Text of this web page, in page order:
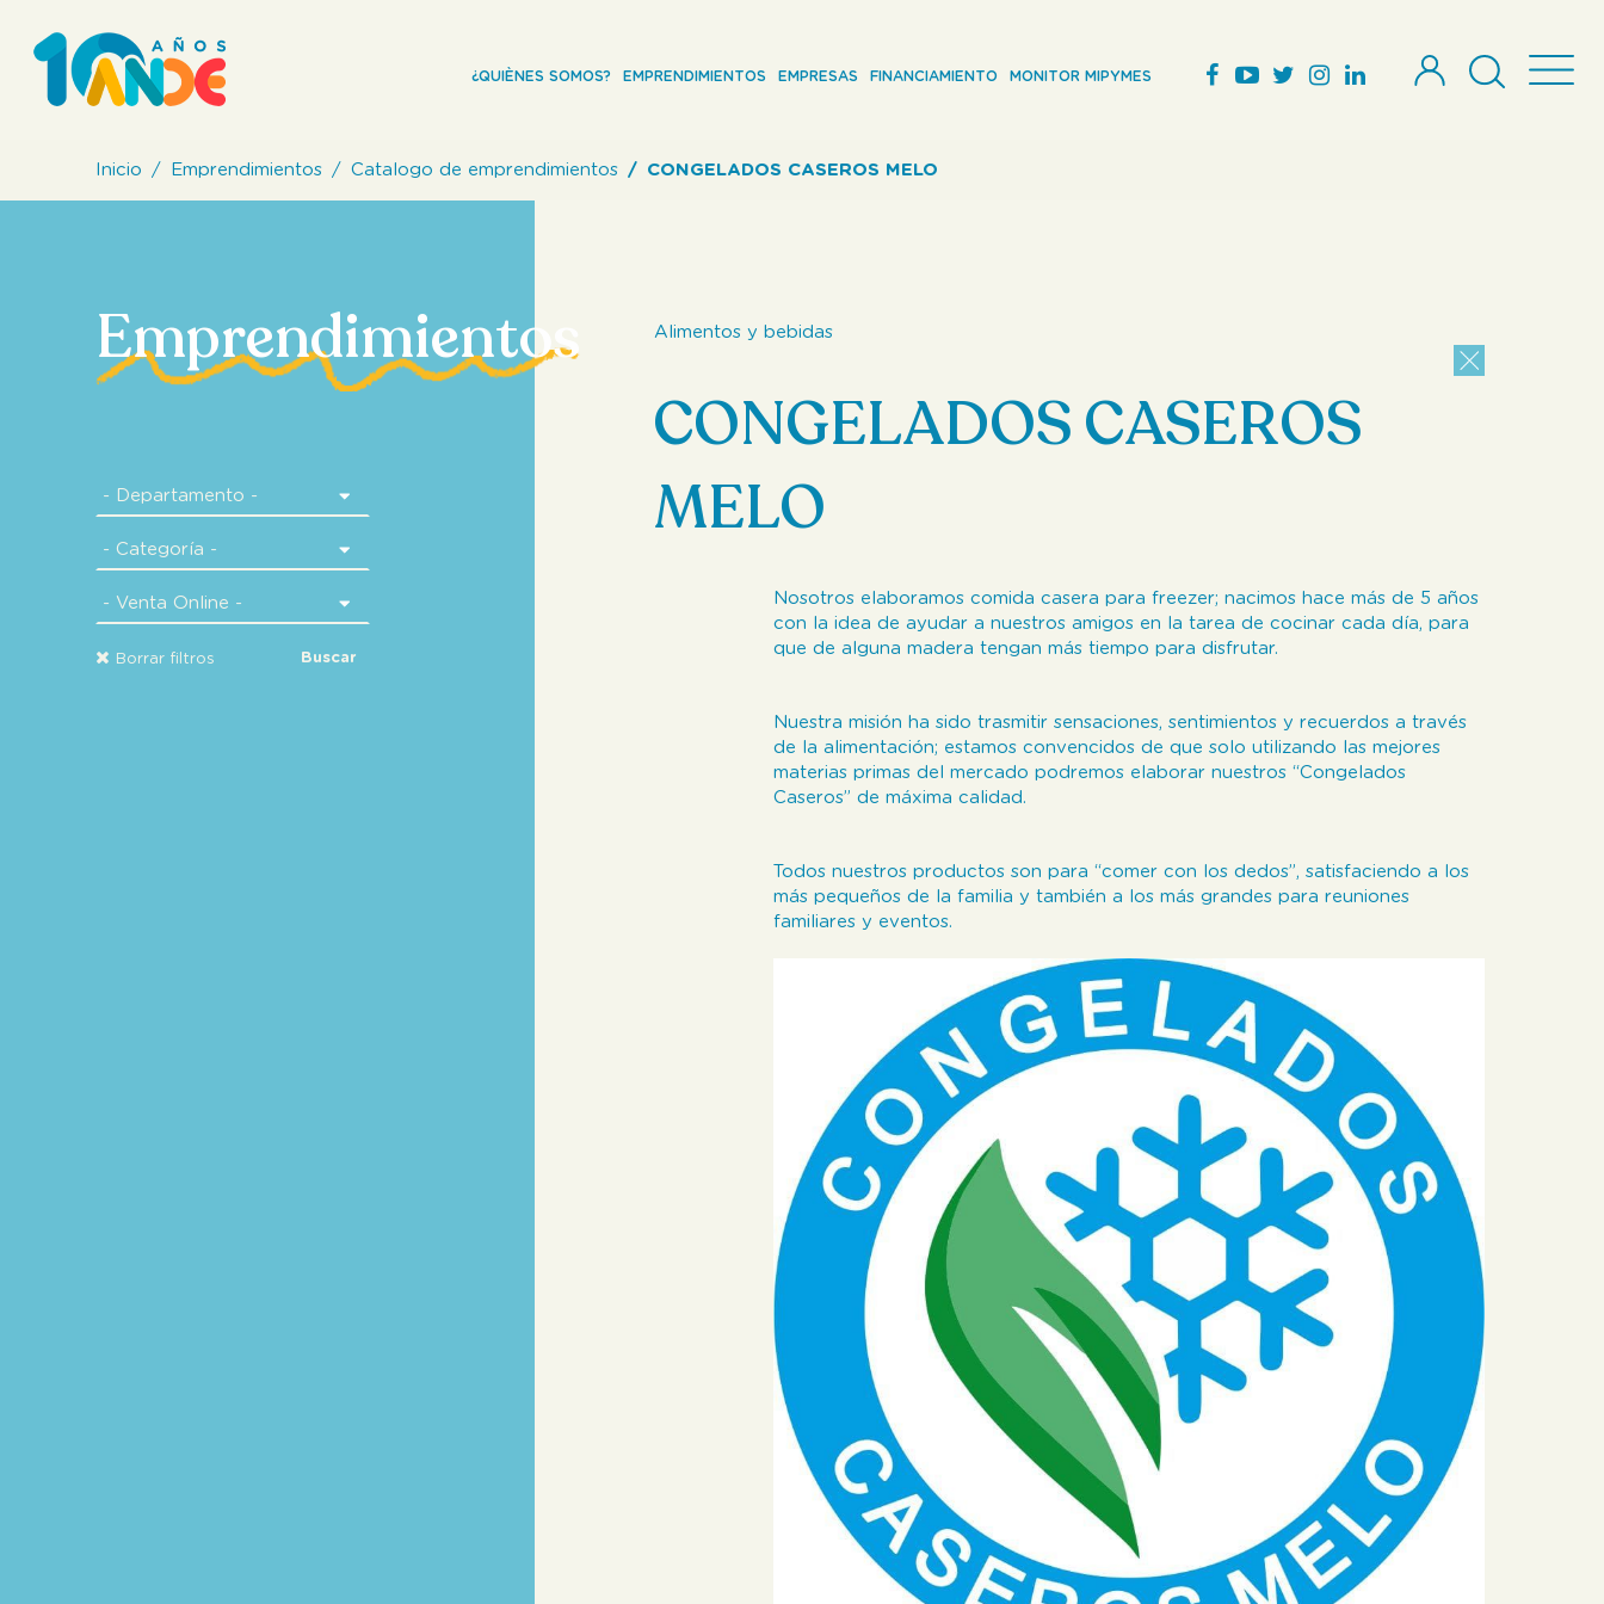
¿QUIÈNES SOMOS? EMPRENDIMIENTOS EMPRESAS FINANCIAMIENTO MONITOR MIPYMES
Inicio Emprendimientos Catalogo de emprendimientos CONGELADOS CASEROS MELO
Emprendimientos
Borrar filtros Buscar
Alimentos y bebidas
CONGELADOS CASEROS
MELO
Nosotros elaboramos comida casera para freezer; nacimos hace más de 5 años
con la idea de ayudar a nuestros amigos en la tarea de cocinar cada día, para
que de alguna madera tengan más tiempo para disfrutar.
Nuestra misión ha sido trasmitir sensaciones, sentimientos y recuerdos a través
de la alimentación; estamos convencidos de que solo utilizando las mejores
materias primas del mercado podremos elaborar nuestros “Congelados
Caseros” de máxima calidad.
Todos nuestros productos son para “comer con los dedos”, satisfaciendo a los
más pequeños de la familia y también a los más grandes para reuniones
familiares y eventos.